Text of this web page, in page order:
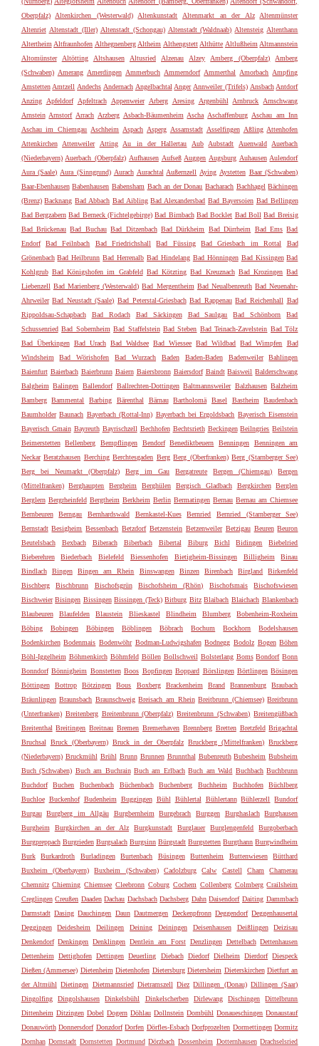
Oberpfalz)
Altenkirchen (Westerwald) Altenkunstadt Altenmarkt an der Alz
Altenmünster
Altenriet Altenstadt (Iller) Altenstadt (Schongau) Altenstadt (Waldnaab) Altensteig Altenthann
Altertheim Altfraunhofen Althegnenberg Altheim Althengstett Althütte Altlußheim Altmannstein
Altomünster
Altötting Altshausen Altusried Alzenau Alzey Amberg (Oberpfalz)
Amberg
(Schwaben) Amerang Amerdingen Ammerbuch Ammerndorf Ammerthal Amorbach Ampfing
Amstetten Amtzell Andechs Andernach Angelbachtal Anger Annweiler (Trifels) Ansbach Antdorf
Anzing
Apfeldorf Apfeltrach Appenweier Arberg Aresing Argenbühl Arnbruck
Arnschwang
Arnstein Arnstorf Arrach Arzberg Asbach-Bäumenheim Ascha Aschaffenburg Aschau am Inn
Aschau im Chiemgau Aschheim Aspach Asperg Assamstadt Asselfingen Aßling Attenhofen
Attenkirchen
Attenweiler Atting Au in der Hallertau Aub Aubstadt Auenwald
Auerbach
(Niederbayern) Auerbach (Oberpfalz) Aufhausen Aufseß Auggen Augsburg Auhausen Aulendorf
Aura (Saale) Aura (Sinngrund) Aurach Aurachtal Außernzell Aying Aystetten Baar (Schwaben)
Baar-Ebenhausen Babenhausen Babensham Bach an der Donau Bacharach Bachhagel Bächingen
(Brenz) Backnang Bad Abbach Bad Aibling Bad Alexandersbad Bad Bayersoien Bad Bellingen
Bad Bergzabern Bad Berneck (Fichtelgebirge) Bad Birnbach Bad Bocklet Bad Boll Bad Breisig
Bad Brückenau Bad Buchau Bad Ditzenbach Bad Dürkheim Bad Dürrheim Bad Ems Bad
Endorf
Bad Feilnbach Bad Friedrichshall Bad Füssing Bad Griesbach im Rottal
Bad
Grönenbach Bad Heilbrunn Bad Herrenalb Bad Hindelang Bad Hönningen Bad Kissingen Bad
Kohlgrub Bad Königshofen im Grabfeld Bad Kötzting Bad Kreuznach Bad Krozingen Bad
Liebenzell Bad Marienberg (Westerwald) Bad Mergentheim Bad Neualbenreuth Bad Neuenahr-
Ahrweiler Bad Neustadt (Saale) Bad Peterstal-Griesbach Bad Rappenau Bad Reichenhall Bad
Rippoldsau-Schapbach
Bad Rodach Bad Säckingen Bad Saulgau Bad Schönborn
Bad
Schussenried Bad Sobernheim Bad Staffelstein Bad Steben Bad Teinach-Zavelstein Bad Tölz
Bad Überkingen Bad Urach Bad Waldsee Bad Wiessee Bad Wildbad Bad Wimpfen
Bad
Windsheim
Bad Wörishofen Bad Wurzach Baden Baden-Baden Badenweiler
Bahlingen
Baienfurt Baierbach Baierbrunn Baiern Baiersbronn Baiersdorf Baindt Baisweil Balderschwang
Balgheim Balingen Ballendorf Ballrechten-Dottingen Baltmannsweiler Balzhausen Balzheim
Bamberg
Bammental Barbing Bärenthal Bärnau Bartholomä Basel Bastheim
Baudenbach
Baumholder Baunach Bayerbach (Rottal-Inn) Bayerbach bei Ergoldsbach Bayerisch Eisenstein
Bayerisch Gmain Bayreuth Bayrischzell Bechhofen Bechtsrieth Beckingen Beilngries Beilstein
Beimerstetten
Bellenberg Bempflingen Bendorf Benediktbeuern Benningen
Benningen am
Neckar Beratzhausen Berching Berchtesgaden Berg Berg (Oberfranken) Berg (Starnberger See)
Berg bei Neumarkt (Oberpfalz)
Berg im Gau Bergatreute Bergen (Chiemgau)
Bergen
(Mittelfranken)
Berghaupten Bergheim Berghülen Bergisch Gladbach Bergkirchen
Berglen
Berglern Bergrheinfeld Bergtheim Berkheim Berlin Bermatingen Bernau Bernau am Chiemsee
Bernbeuren
Berngau Bernhardswald Bernkastel-Kues Bernried
Bernried (Starnberger See)
Bernstadt Besigheim Bessenbach Betzdorf Betzenstein Betzenweiler Betzigau Beuren Beuron
Beutelsbach
Bexbach Biberach Biberbach Bibertal Biburg Bichl Bidingen
Biebelried
Bieberehren
Biederbach Bielefeld Biessenhofen Bietigheim-Bissingen Billigheim
Binau
Bindlach
Bingen Bingen am Rhein Binswangen Binzen Birenbach Birgland
Birkenfeld
Bischberg
Bischbrunn Bischofsgrün Bischofsheim (Rhön) Bischofsmais
Bischofswiesen
Bischweier Bisingen Bissingen Bissingen (Teck) Bitburg Bitz Blaibach Blaichach Blankenbach
Blaubeuren
Blaufelden Blaustein Blieskastel Blindheim Blumberg
Bobenheim-Roxheim
Böbing
Bobingen Böbingen Böblingen Böbrach Bochum Bockhorn
Bodelshausen
Bodenkirchen Bodenmais Bodenwöhr Bodman-Ludwigshafen Bodnegg Bodolz Bogen Böhen
Böhl-Iggelheim Böhmenkirch Böhmfeld Böllen Bollschweil Bolsterlang Boms Bondorf Bonn
Bonndorf Bönnigheim Bonstetten Boos Bopfingen Boppard Börslingen Börtlingen Bösingen
Böttingen
Bottrop Bötzingen Bous Boxberg Brackenheim Brand Brannenburg
Braubach
Bräunlingen Braunsbach Braunschweig Breisach am Rhein Breitbrunn (Chiemsee) Breitbrunn
(Unterfranken) Breitenberg Breitenbrunn (Oberpfalz) Breitenbrunn (Schwaben) Breitengüßbach
Breitenthal Breitingen Breitnau Bremen Bremerhaven Brennberg Bretten Bretzfeld Brigachtal
Bruchsal
Bruck (Oberbayern) Bruck in der Oberpfalz Bruckberg (Mittelfranken) Bruckberg
(Niederbayern) Bruckmühl Brühl Brunn Brunnen Brunnthal Bubenreuth Bubesheim Bubsheim
Buch (Schwaben) Buch am Buchrain Buch am Erlbach Buch am Wald Buchbach Buchbrunn
Buchdorf
Buchen Buchenbach Büchenbach Buchenberg Buchheim Buchhofen
Büchlberg
Buchloe Buckenhof Budenheim Buggingen Bühl Bühlertal Bühlertann Bühlerzell
Bundorf
Burgau
Burgberg im Allgäu Burgbernheim Burgebrach Burggen Burghaslach
Burghausen
Burgheim
Burgkirchen an der Alz Burgkunstadt Burglauer Burglengenfeld
Burgoberbach
Burgpreppach Burgrieden Burgsalach Burgsinn Bürgstadt Burgstetten Burgthann Burgwindheim
Burk
Burkardroth Burladingen Burtenbach Büsingen Buttenheim Buttenwiesen
Bütthard
Buxheim (Oberbayern)
Buxheim (Schwaben) Cadolzburg Calw Castell Cham
Chamerau
Chemnitz Chieming Chiemsee Cleebronn Coburg Cochem Collenberg Colmberg Crailsheim
Creglingen Creußen Daaden Dachau Dachsbach Dachsberg Dahn Daisendorf Daiting Dammbach
Darmstadt Dasing Dauchingen Daun Dautmergen Deckenpfronn Deggendorf Deggenhausertal
Deggingen
Deidesheim Deilingen Deining Deiningen Deisenhausen Deißlingen
Deizisau
Denkendorf Denkingen Denklingen Dentlein am Forst Denzlingen Dettelbach Dettenhausen
Dettenheim
Dettighofen Dettingen Deuerling Diebach Diedorf Dielheim Dierdorf Diespeck
Dießen (Ammersee) Dietenheim Dietenhofen Dietersburg Dietersheim Dieterskirchen Dietfurt an
der Altmühl Dietingen Dietmannsried Dietramszell Diez Dillingen (Donau) Dillingen (Saar)
Dingolfing
Dingolshausen Dinkelsbühl Dinkelscherben Dirlewang Dischingen
Dittelbrunn
Dittenheim Ditzingen Dobel Dogern Döhlau Dollnstein Dombühl Donaueschingen Donaustauf
Donauwörth Donnersdorf Donzdorf Dorfen Dörfles-Esbach Dorfprozelten Dormettingen Dormitz
Dornhan Dornstadt Dornstetten Dortmund Dörzbach Dossenheim Dotternhausen Drachselsried